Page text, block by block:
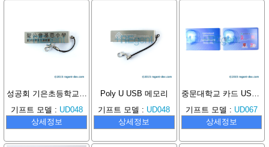
성공회 기은초등학교 졸업생 감사잔치 USB 기념품
기프트 모델 : UD048
상세정보
Poly U USB 메모리
기프트 모델 : UD048
상세정보
중문대학교 카드 USB 메모리
기프트 모델 : UD067
상세정보